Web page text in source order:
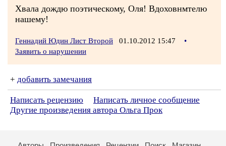
Хвала дождю поэтическому, Оля! Вдоховнмтелю
нашему!
Геннадий Юдин Лист Второй 01.10.2012 15:47
•
Заявить о нарушении
+ добавить замечания
Написать рецензию
Написать личное сообщение
Другие произведения автора Ольга Прок